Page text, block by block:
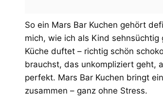
So ein Mars Bar Kuchen gehört
mich, wie ich als Kind
Küche duftet – richtig schön
brauchst, das unkompliziert geht,
perfekt. Mars Bar Kuchen bringt
zusammen – ganz ohne Stress.